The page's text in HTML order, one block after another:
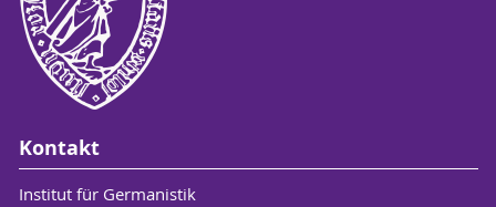
Kontakt
Institut für Germanistik